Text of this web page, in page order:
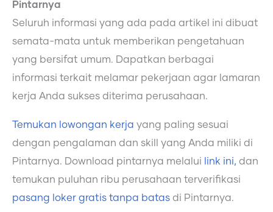
Pintarnya
Seluruh informasi yang ada pada artikel ini dibuat
semata-mata untuk memberikan pengetahuan
yang bersifat umum. Dapatkan berbagai
informasi terkait melamar pekerjaan agar lamaran
kerja Anda sukses diterima perusahaan.
Temukan lowongan kerja yang paling sesuai
dengan pengalaman dan skill yang Anda miliki di
Pintarnya. Download pintarnya melalui
link ini, dan
temukan puluhan ribu perusahaan terverifikasi
pasang loker gratis tanpa batas di Pintarnya.